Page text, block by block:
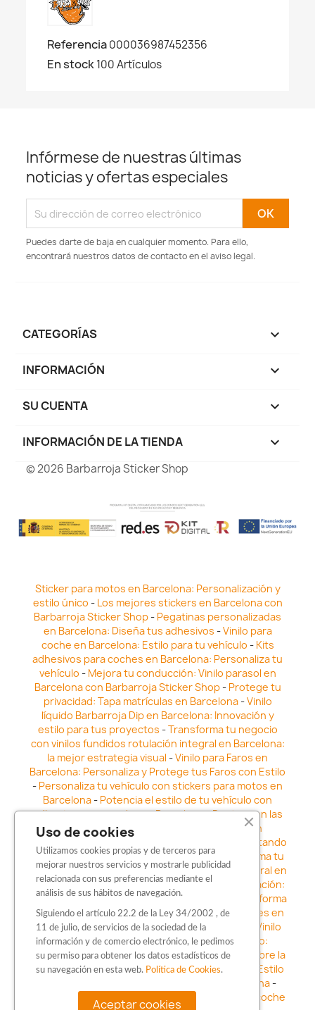
Referencia000036987452356
En stock100 Artículos
Infórmese de nuestras últimas
noticias y ofertas especiales
Puedes darte de baja en cualquier momento. Para ello,
encontrará nuestros datos de contacto en el aviso legal.
CATEGORÍAS 
INFORMACIÓN 
SU CUENTA 
INFORMACIÓN DE LA TIENDA keyboard_arrow_down
© 2026 Barbarroja Sticker Shop
Sticker para motos en Barcelona: Personalización y
estilo único - Los mejores stickers en Barcelona con
Barbarroja Sticker Shop- Pegatinas personalizadas
en Barcelona: Diseña tus adhesivos -Vinilo para
coche en Barcelona: Estilo para tu vehículo - Kits
adhesivos para coches en Barcelona: Personaliza tu
vehículo - Mejora tu conducción: Vinilo parasol en
Barcelona con Barbarroja Sticker Shop- Protege tu
privacidad: Tapa matrículas en Barcelona-Vinilo
líquido Barbarroja Dip en Barcelona: Innovación y
estilo para tus proyectos -Transforma tu negocio
con vinilos fundidos rotulación integral en Barcelona:
la mejor estrategia visual -Vinilo para Faros en
Barcelona: Personaliza y Protege tus Faros con Estilo
- Personaliza tu vehículo con stickers para motos en
Barcelona- Potencia el estilo de tu vehículo con
adhesivos para coche en Barcelona-Destaca en las
calles: Los Mejores stickers para coches en
Vinilo para faros en Barcelona: Resaltando
la Estética y Seguridad del Automóvil- Transforma tu
vehículo con los vinilos fundidos rotulación integral en
Barcelona-Explora la Innovación en Personalización:
Vinilo líquido barbarroja dip en Barcelona
Transforma
tu vehículo con estilo: Kits adhesivos para coches en
Barcelona-Personaliza tu vehículo con estilo: Vinilo
para coche en Barcelona-Destaca con Estilo:
Pegatinas personalizadas en Barcelona -Descubre la
distinción: Los Mejores stickers en Barcelona
Estilo
en movimiento: Sticker para motos en Barcelona-
Personalización sobre ruedas: Adhesivos para coche
Uso de cookies
Utilizamos cookies propias y de terceros para
mejorar nuestros servicios y mostrarle publicidad
relacionada con sus preferencias mediante el
análisis de sus hábitos de navegación.
Siguiendo el artículo 22.2 de la Ley 34/2002 , de
11 de julio, de servicios de la sociedad de la
información y de comercio electrónico, le pedimos
su permiso para obtener los datos estadísticos de
su navegación en esta web. Política de Cookies.
Aceptar cookies